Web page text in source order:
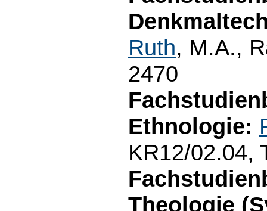
Ruth, M.A.,
2470
Ethnologie:
KR12/02.04,
Theologie